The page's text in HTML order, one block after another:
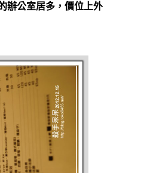
辦公室居多，價位上外